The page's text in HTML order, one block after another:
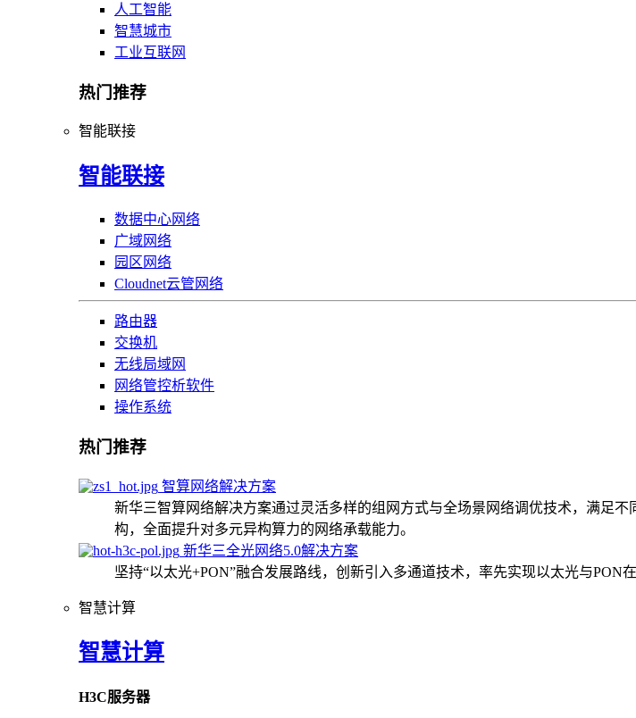
人工智能
智慧城市
工业互联网
热门推荐
智能联接
智能联接
数据中心网络
广域网络
园区网络
Cloudnet云管网络
路由器
交换机
无线局域网
网络管控析软件
操作系统
热门推荐
智算网络解决方案
新华三智算网络解决方案通过灵活多样的组网方式与全场景网络调优技术，满足
构，全面提升对多元异构算力的网络承载能力。
新华三全光网络5.0解决方案
坚持“以太光+PON”融合发展路线，创新引入多通道技术，率先实现以太光与PON
智慧计算
智慧计算
H3C服务器